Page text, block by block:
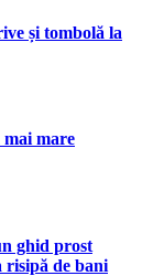
și tombolă la
mai mare
ghid prost
risipă de bani